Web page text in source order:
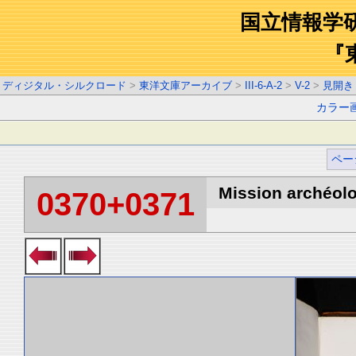
国立情報学
『
ディジタル・シルクロード > 東洋文庫アーカイブ > III-6-A-2 > V-2 > 見開き
カラー
ペー
0370+0371 Mission